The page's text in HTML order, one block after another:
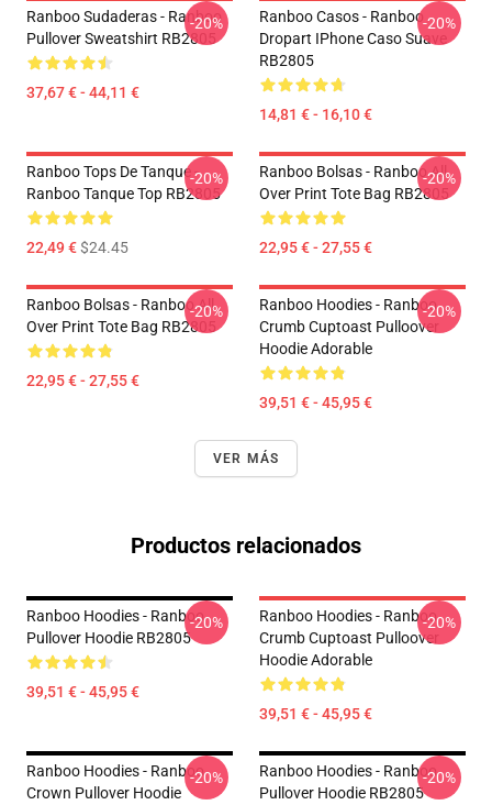
Ranboo Sudaderas - Ranboo
Pullover Sweatshirt RB2805
37,67 € - 44,11 €
-20%
Ranboo Casos - Ranboo
Dropart IPhone Caso Suave
RB2805
14,81 € - 16,10 €
-20%
Ranboo Tops De Tanque -
Ranboo Tanque Top RB2805
22,49 €$24.45
-20%
Ranboo Bolsas - Ranboo All
Over Print Tote Bag RB2805
22,95 € - 27,55 €
-20%
Ranboo Bolsas - Ranboo All
Over Print Tote Bag RB2805
22,95 € - 27,55 €
-20%
Ranboo Hoodies - Ranboo
Crumb Cuptoast Pulloover
Hoodie Adorable
39,51 € - 45,95 €
-20%
VER MÁS
Productos relacionados
Ranboo Hoodies - Ranboo
Pullover Hoodie RB2805
39,51 € - 45,95 €
-20%
Ranboo Hoodies - Ranboo
Crumb Cuptoast Pulloover
Hoodie Adorable
39,51 € - 45,95 €
-20%
Ranboo Hoodies - Ranboo
Crown Pullover Hoodie
-20%
Ranboo Hoodies - Ranboo
Pullover Hoodie RB2805
-20%